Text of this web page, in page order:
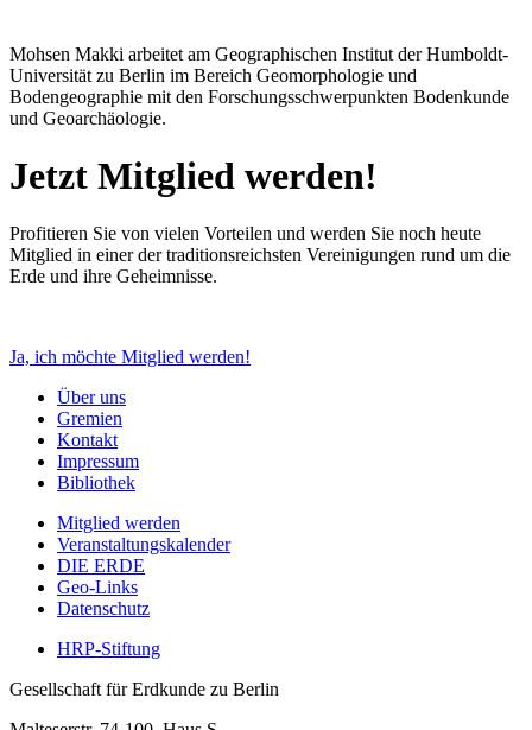
Mohsen Makki arbeitet am Geographischen Institut der Humboldt-
Universität zu Berlin im Bereich Geomorphologie und
Bodengeographie mit den Forschungsschwerpunkten Bodenkunde
und Geoarchäologie.
Jetzt Mitglied werden!
Profitieren Sie von vielen Vorteilen und werden Sie noch heute
Mitglied in einer der traditionsreichsten Vereinigungen rund um die
Erde und ihre Geheimnisse.
Ja, ich möchte Mitglied werden!
Über uns
Gremien
Kontakt
Impressum
Bibliothek
Mitglied werden
Veranstaltungskalender
DIE ERDE
Geo-Links
Datenschutz
HRP-Stiftung
Gesellschaft für Erdkunde zu Berlin